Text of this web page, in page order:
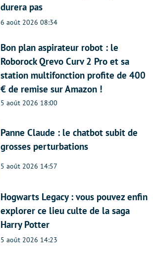
durera pas
6 août 2026 08:34
Bon plan aspirateur robot : le
Roborock Qrevo Curv 2 Pro et sa
station multifonction profite de 400
€ de remise sur Amazon !
5 août 2026 18:00
Panne Claude : le chatbot subit de
grosses perturbations
5 août 2026 14:57
Hogwarts Legacy : vous pouvez enfin
explorer ce lieu culte de la saga
Harry Potter
5 août 2026 14:23